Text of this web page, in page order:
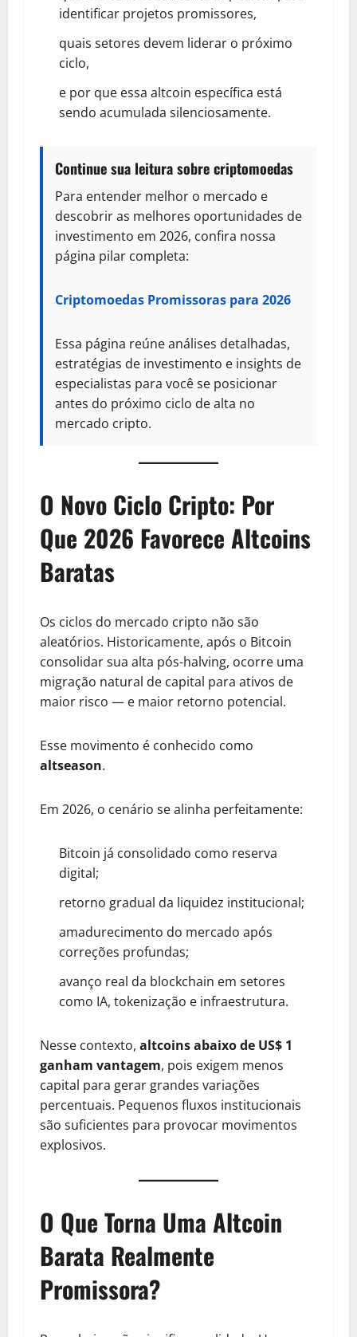
identificar projetos promissores,
quais setores devem liderar o próximo
ciclo,
e por que essa altcoin específica está
sendo acumulada silenciosamente.
Continue sua leitura sobre criptomoedas
Para entender melhor o mercado e
descobrir as melhores oportunidades de
investimento em 2026, confira nossa
página pilar completa:
Criptomoedas Promissoras para 2026
Essa página reúne análises detalhadas,
estratégias de investimento e insights de
especialistas para você se posicionar
antes do próximo ciclo de alta no
mercado cripto.
O Novo Ciclo Cripto: Por
Que 2026 Favorece Altcoins
Baratas
Os ciclos do mercado cripto não são
aleatórios. Historicamente, após o Bitcoin
consolidar sua alta pós-halving, ocorre uma
migração natural de capital para ativos de
maior risco — e maior retorno potencial.
Esse movimento é conhecido como
altseason.
Em 2026, o cenário se alinha perfeitamente:
Bitcoin já consolidado como reserva
digital;
retorno gradual da liquidez institucional;
amadurecimento do mercado após
correções profundas;
avanço real da blockchain em setores
como IA, tokenização e infraestrutura.
Nesse contexto, altcoins abaixo de US$ 1
ganham vantagem, pois exigem menos
capital para gerar grandes variações
percentuais. Pequenos fluxos institucionais
são suficientes para provocar movimentos
explosivos.
O Que Torna Uma Altcoin
Barata Realmente
Promissora?